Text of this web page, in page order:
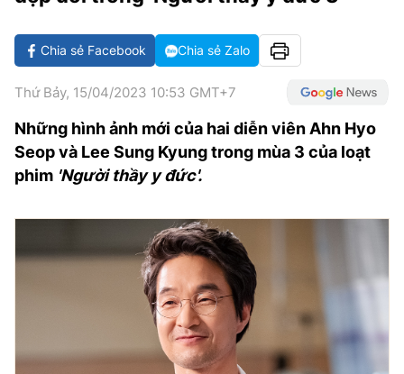
GOLF
CÁC CÚP CHÂU ÂU
BẢNG XẾP HẠNG
VĂN HÓA
GIẢI TRÍ
DIỄN ĐÀN
CÔNG NGHIỆP VĂN HÓA
NHỊP ĐẬP SỨC KHỎE
X-QUANG TIN ĐỒN
VIẾT LẠI ƯỚC MƠ
GIẢI TRÍ
PHIM
ÂM NHẠC
KBIZ
DU LỊCH
TIN TỨC
ĐIỂM ĐẾN
ẨM THỰC
THẾ GIỚI SAO
HIGHTECH
Chia sẻ Facebook Chia sẻ Zalo
Thứ Bảy, 15/04/2023 10:53 GMT+7
Những hình ảnh mới của hai diễn viên Ahn Hyo
Seop và Lee Sung Kyung trong mùa 3 của loạt
phim 'Người thầy y đức'.